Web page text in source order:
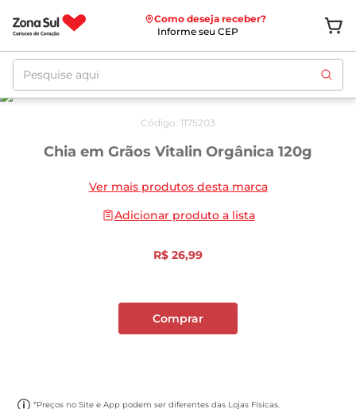
Como deseja receber?
Informe seu CEP
Pesquise aqui
Código: 1175203
Chia em Grãos Vitalin Orgânica 120g
Ver mais produtos desta marca
Adicionar produto a lista
R$ 26,99
Comprar
*Preços no Site e App podem ser diferentes das Lojas Físicas.